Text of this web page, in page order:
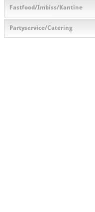
Fastfood/Imbiss/Kantine
Partyservice/Catering